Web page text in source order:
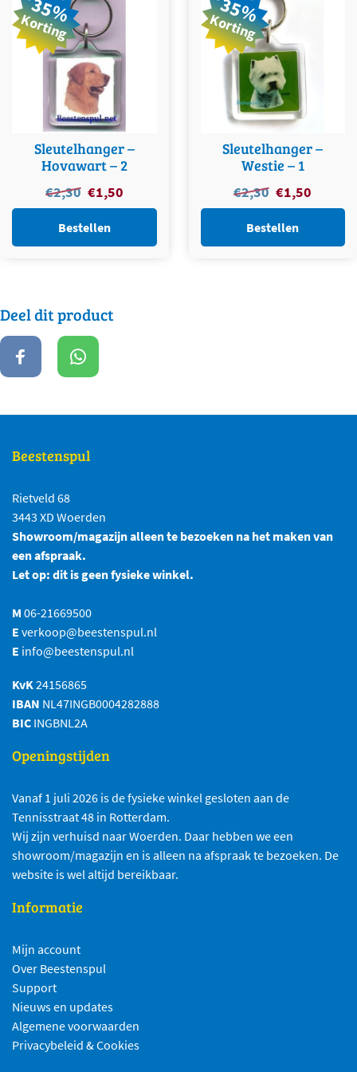
35%
Korting
Sleutelhanger –
Hovawart – 2
€2,30 Oorspronkelijke
prijs
was:
€2,30.
€1,50Huidige
prijs
€1,50.
Bestellen
35%
Korting
Sleutelhanger –
Westie – 1
€2,30 Oorspronkelijke
prijs
was:
€2,30.
€1,50
prijs
€1,50.
Bestellen
Deel dit product
Beestenspul
Rietveld 68
3443 XD Woerden
Showroom/magazijn alleen te bezoeken na het maken van
een afspraak.
Let op: dit is geen fysieke winkel.
M 06-21669500
E verkoop@beestenspul.nl
E info@beestenspul.nl
KvK 24156865
IBAN NL47INGB0004282888
BIC INGBNL2A
Openingstijden
Vanaf 1 juli 2026 is de fysieke winkel gesloten aan de
Tennisstraat 48 in Rotterdam.
Wij zijn verhuisd naar Woerden. Daar hebben we een
showroom/magazijn en is alleen na afspraak te bezoeken. De
website is wel altijd bereikbaar.
Informatie
Mijn account
Over Beestenspul
Support
Nieuws en updates
Algemene voorwaarden
Privacybeleid & Cookies